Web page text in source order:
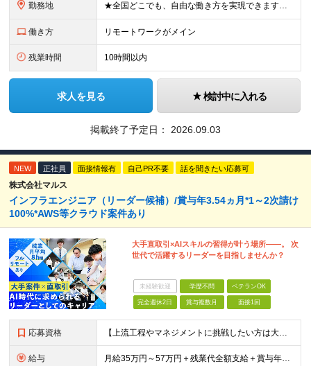
勤務地 ★全国どこでも、自由な働き方を実現できます！ 全国のプロジェクト先やフルリモート環境での勤務も可能です。 ＼自由度の高い働き方、叶えます／ ・フルリモートで働きたい ・ハイブリットに働きたい ・家庭
働き方 リモートワークがメイン
残業時間 10時間以内
求人を見る 検討中に入れる
掲載終了予定日： 2026.09.03
NEW 正社員 面接情報有 自己PR不要 話を聞きたい応募可
株式会社マルス
インフラエンジニア（リーダー候補）/賞与年3.54ヵ月*1～2次請け
100%*AWS等クラウド案件あり
大手直取引×AIスキルの習得が叶う場所――。 次
世代で活躍するリーダーを目指しませんか？
未経験歓迎 学歴不問 ベテランOK
完全週休2日 賞与複数月 面接1回
応募資格 【上流工程やマネジメントに挑戦したい方は大歓迎です！】 ★インフラエンジニアとしての実務経験をお持ちの方 ★上記に加え、下記いずれかに該当する方 ・チームのリーダー／サブリーダーの経験をお持ちの方 ・
給与 月給35万円～57万円＋残業代全額支給＋賞与年3.45ヵ月(リーダー経験者) 月給32万円～43万円＋残業代全額支給＋賞与年3.45ヵ月(実務経験者) 入社時想定年収： 490万円～798万円(リー